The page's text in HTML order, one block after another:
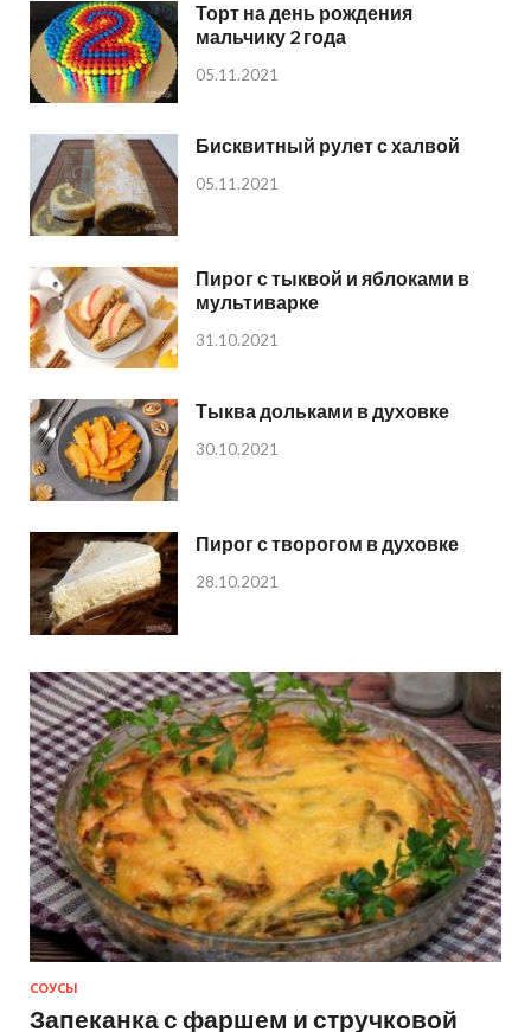
Торт на день рождения
мальчику 2 года
05.11.2021
Бисквитный рулет с халвой
05.11.2021
Пирог с тыквой и яблоками в
мультиварке
31.10.2021
Тыква дольками в духовке
30.10.2021
Пирог с творогом в духовке
28.10.2021
СОУСЫ
Запеканка с фаршем и стручковой